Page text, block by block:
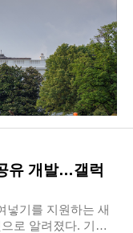
유 개발…갤럭
넣기를 지원하는 새
로 알려졌다. 기능